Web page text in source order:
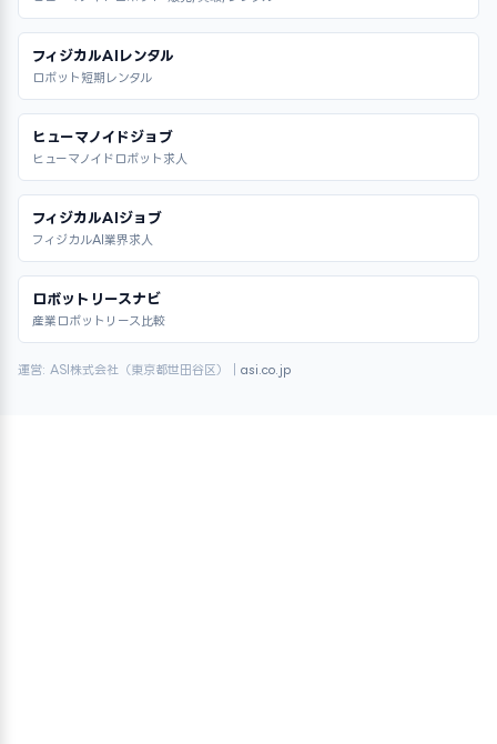
フィジカルAIレンタル
ロボット短期レンタル
ヒューマノイドジョブ
ヒューマノイドロボット求人
フィジカルAIジョブ
フィジカルAI業界求人
ロボットリースナビ
産業ロボットリース比較
運営: ASI株式会社（東京都世田谷区）｜ asi.co.jp